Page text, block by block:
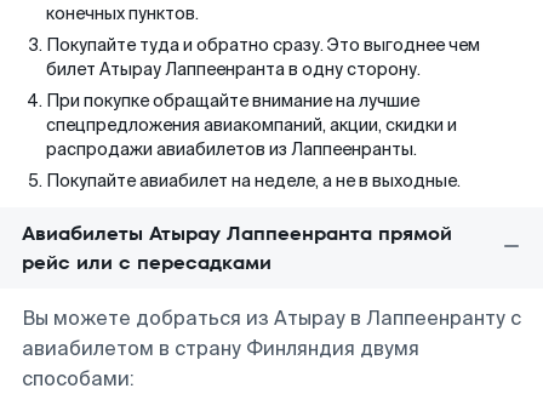
конечных пунктов.
Покупайте туда и обратно сразу. Это выгоднее чем
билет Атырау Лаппеенранта в одну сторону.
При покупке обращайте внимание на лучшие
спецпредложения авиакомпаний, акции, скидки и
распродажи авиабилетов из Лаппеенранты.
Покупайте авиабилет на неделе, а не в выходные.
Авиабилеты Атырау Лаппеенранта прямой
рейс или с пересадками
Вы можете добраться из Атырау в Лаппеенранту с
авиабилетом в страну Финляндия двумя
способами: